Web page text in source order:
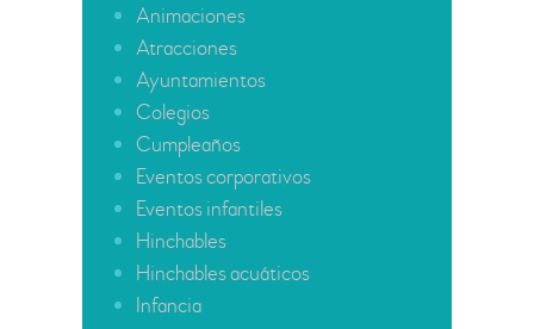
Animaciones
Atracciones
Ayuntamientos
Colegios
Cumpleaños
Eventos corporativos
Eventos infantiles
Hinchables
Hinchables acuáticos
Infancia